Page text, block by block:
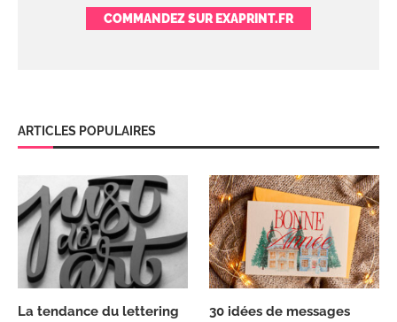
COMMANDEZ SUR EXAPRINT.FR
ARTICLES POPULAIRES
La tendance du lettering
30 idées de messages